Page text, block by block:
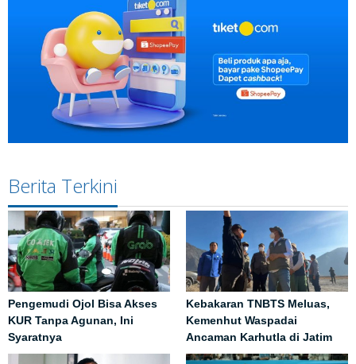
Berita Terkini
Pengemudi Ojol Bisa Akses
KUR Tanpa Agunan, Ini
Syaratnya
Kebakaran TNBTS Meluas,
Kemenhut Waspadai
Ancaman Karhutla di Jatim